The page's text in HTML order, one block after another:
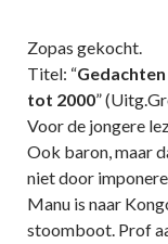
Zopas gekocht.
Titel: “
tot 2000”
Voor de jongere
Ook baron, maar
niet door
Manu is naar
stoomboot. Prof